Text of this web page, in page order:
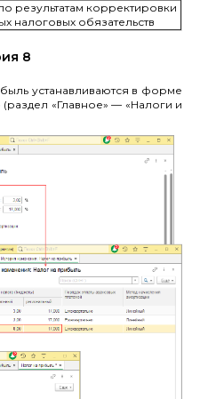
результатам корректировки
налоговых обязательств
8
устанавливаются в форме
«Главное» — «Налоги и